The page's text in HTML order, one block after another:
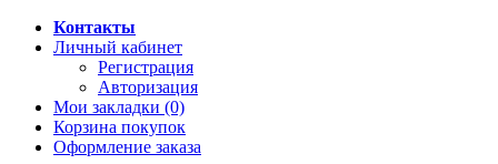
Контакты
Личный кабинет
Регистрация
Авторизация
Мои закладки (0)
Корзина покупок
Оформление заказа